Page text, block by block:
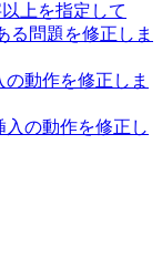
上を指定して
る問題を修正しま
動作を修正しま
の動作を修正し